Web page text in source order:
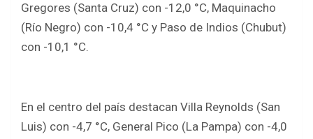
Gregores (Santa Cruz) con -12,0 °C, Maquinacho
(Río Negro) con -10,4 °C y Paso de Indios (Chubut)
con -10,1 °C.
En el centro del país destacan Villa Reynolds (San
Luis) con -4,7 °C, General Pico (La Pampa) con -4,0